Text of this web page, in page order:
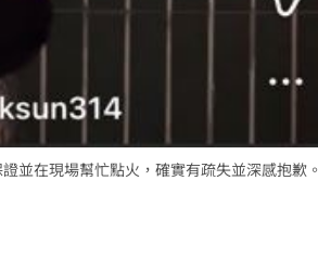
並在現場幫忙點火，確實有疏失並深感抱歉。